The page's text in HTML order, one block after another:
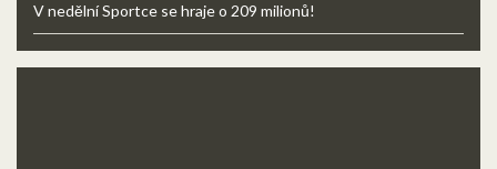
V nedělní Sportce se hraje o 209 milionů!